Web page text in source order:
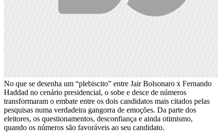
No que se desenha um “plebiscito” entre Jair Bolsonaro x Fernando
Haddad no cenário presidencial, o sobe e desce de números
transformaram o embate entre os dois candidatos mais citados pelas
pesquisas numa verdadeira gangorra de emoções. Da parte dos
eleitores, os questionamentos, desconfiança e ainda otimismo,
quando os números são favoráveis ao seu candidato.